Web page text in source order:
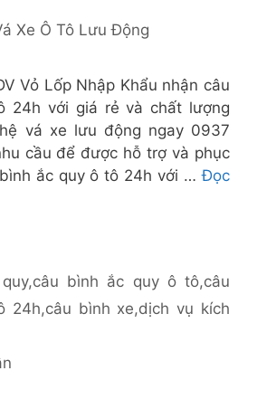
Xe Ô Tô Lưu Động
Vỏ Lốp Nhập Khẩu nhận câu
24h với giá rẻ và chất lượng
vá xe lưu động ngay 0937
cầu để được hỗ trợ và phục
ắc quy ô tô 24h với …Đọc
,câu bình ắc quy ô tô,câu
24h,câu bình xe,dịch vụ kích